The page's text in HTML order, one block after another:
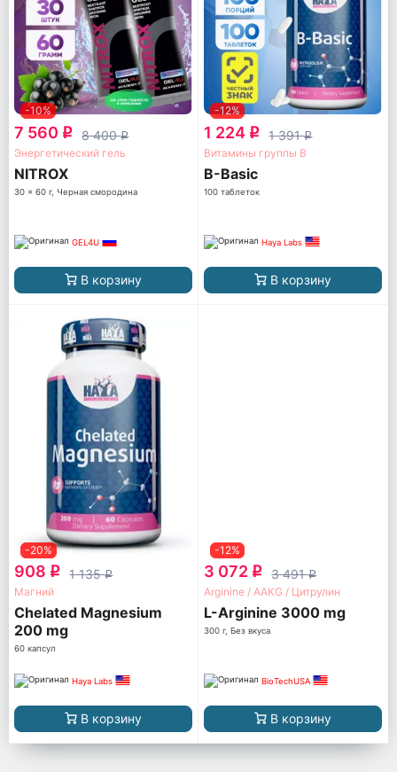
-10%
7 560 q 8 400q
Энергетический гель
NITROX
30 x 60 г, Черная смородина
GEL4U
В корзину
-12%
1 224 q 1 391q
Витамины группы B
B-Basic
100 таблеток
Haya Labs
В корзину
-20%
908 q 1 135q
Магний
Chelated Magnesium
200 mg
60 капсул
Haya Labs
В корзину
-12%
3 072 q 3 491q
Arginine / AAKG / Цитрулин
L-Arginine 3000 mg
300 г, Без вкуса
BioTechUSA
В корзину